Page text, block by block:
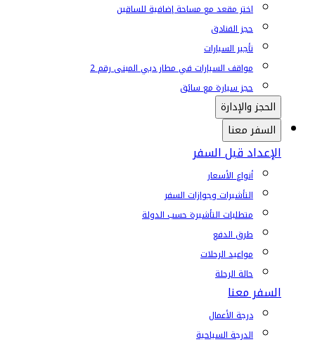
اختر مقعد مع مساحة إضافية للساقين
حجز الفنادق
تأجير السيارات
مواقف السيارات في مطار دبي المبنى رقم 2
حجز سيارة مع سائق
الحجز والإدارة
السفر معنا
الإعداد قبل السفر
أنواع الأسعار
التأشيرات وجوازات السفر
متطلبات التأشيرة حسب الدولة
طرق الدفع
مواعيد الرحلات
حالة الرحلة
السفر معنا
درجة الأعمال
الدرجة السياحية